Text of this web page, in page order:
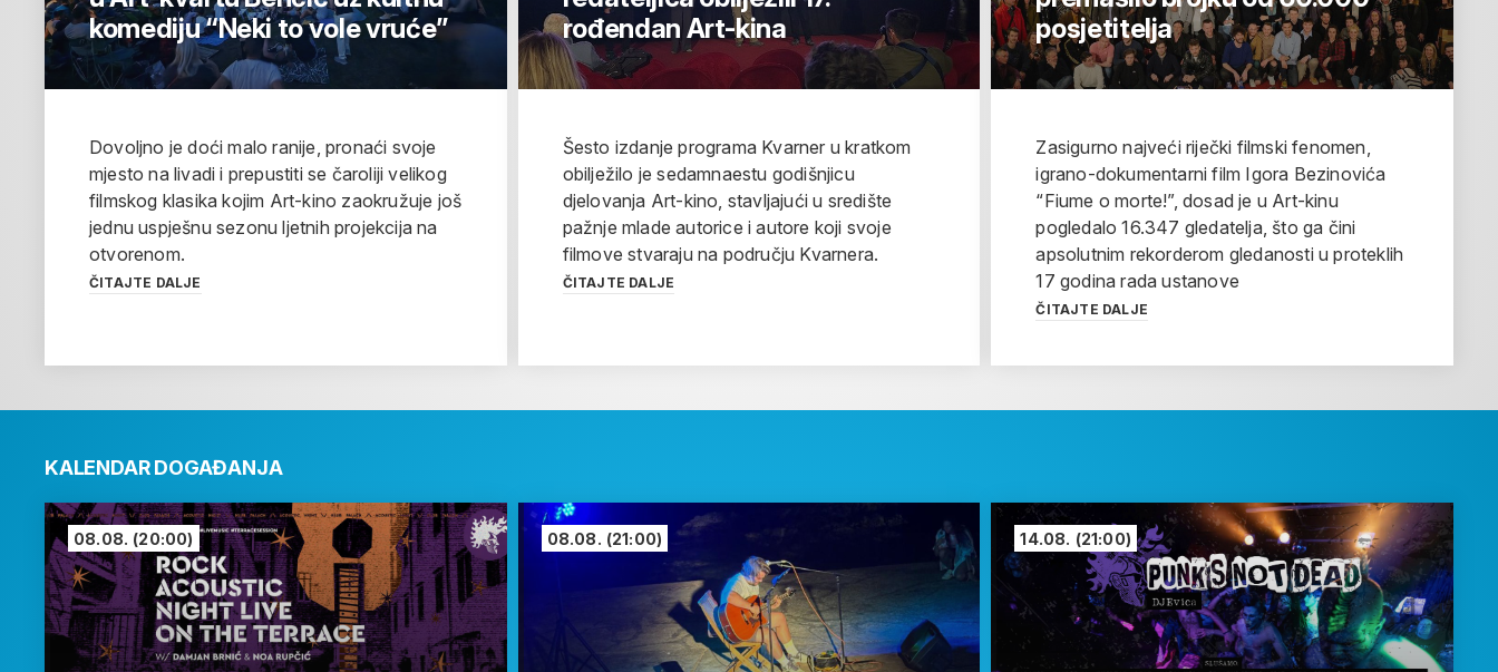
komediju “Neki to vole vruće”
Dovoljno je doći malo ranije, pronaći svoje
mjesto na livadi i prepustiti se čaroliji velikog
filmskog klasika kojim Art-kino zaokružuje još
jednu uspješnu sezonu ljetnih projekcija na
otvorenom.
ČITAJTE DALJE
rođendan Art-kina
Šesto izdanje programa Kvarner u kratkom
obilježilo je sedamnaestu godišnjicu
djelovanja Art-kino, stavljajući u središte
pažnje mlade autorice i autore koji svoje
filmove stvaraju na području Kvarnera.
ČITAJTE DALJE
posjetitelja
Zasigurno najveći riječki filmski fenomen,
igrano-dokumentarni film Igora Bezinovića
“Fiume o morte!”, dosad je u Art-kinu
pogledalo 16.347 gledatelja, što ga čini
apsolutnim rekorderom gledanosti u proteklih
17 godina rada ustanove
ČITAJTE DALJE
KALENDAR DOGAĐANJA
08.08. (20:00) 08.08. (21:00) 14.08. (21:00)